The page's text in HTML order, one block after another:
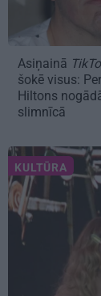
Asiņainā
šokē visus:
Hiltons
slimnīcā
KULTŪRA